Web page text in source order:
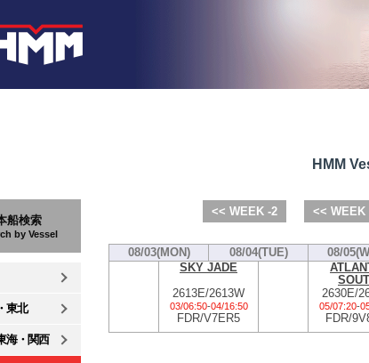
船検索
by Vessel
東北
海・関西
HMM
<< WEEK -2 << WEEK
08/03(MON)
08/04(TUE) 08/
SKY JADE
2613E/2613W
03/06:50-04/16:50
FDR/V7ER5
2630E/
05/07:20-
FDR/